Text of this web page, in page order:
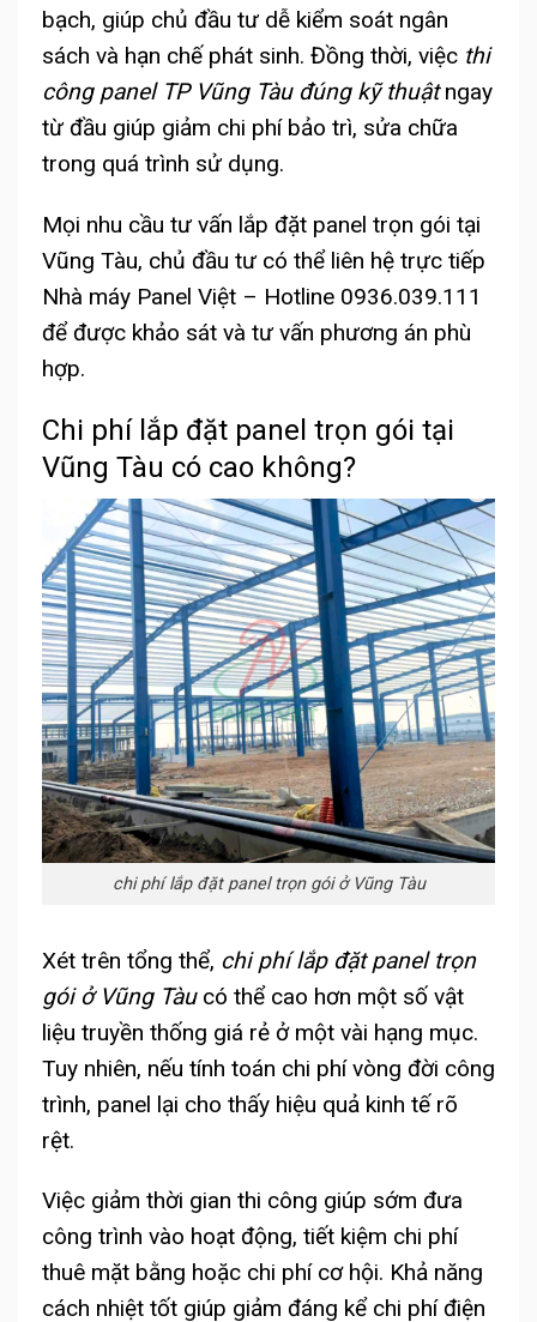
bạch, giúp chủ đầu tư dễ kiểm soát ngân
sách và hạn chế phát sinh. Đồng thời, việc thi
công panel TP Vũng Tàu đúng kỹ thuậtngay
từ đầu giúp giảm chi phí bảo trì, sửa chữa
trong quá trình sử dụng.
Mọi nhu cầu tư vấn lắp đặt panel trọn gói tại
Vũng Tàu, chủ đầu tư có thể liên hệ trực tiếp
Nhà máy Panel Việt – Hotline 0936.039.111
để được khảo sát và tư vấn phương án phù
hợp.
Chi phí lắp đặt panel trọn gói tại
Vũng Tàu có cao không?
chi phí lắp đặt panel trọn gói ở Vũng Tàu
Xét trên tổng thể, chi phí lắp đặt panel trọn
gói ở Vũng Tàucó thể cao hơn một số vật
liệu truyền thống giá rẻ ở một vài hạng mục.
Tuy nhiên, nếu tính toán chi phí vòng đời công
trình, panel lại cho thấy hiệu quả kinh tế rõ
rệt.
Việc giảm thời gian thi công giúp sớm đưa
công trình vào hoạt động, tiết kiệm chi phí
thuê mặt bằng hoặc chi phí cơ hội. Khả năng
cách nhiệt tốt giúp giảm đáng kể chi phí điện